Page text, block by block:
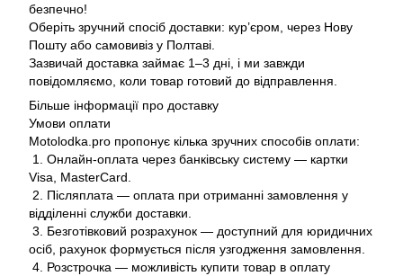
безпечно!
Оберіть зручний спосіб доставки: кур’єром, через Нову
Пошту або самовивіз у Полтаві.
Зазвичай доставка займає 1–3 дні, і ми завжди
повідомляємо, коли товар готовий до відправлення.
Більше інформації про доставку
Умови оплати
Motolodka.pro пропонує кілька зручних способів оплати:
1. Онлайн-оплата через банківську систему — картки
Visa, MasterCard.
2. Післяплата — оплата при отриманні замовлення у
відділенні служби доставки.
3. Безготівковий розрахунок — доступний для юридичних
осіб, рахунок формується після узгодження замовлення.
4. Розстрочка — можливість купити товар в оплату